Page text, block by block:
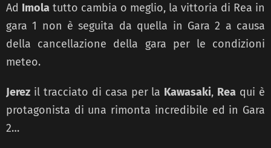
Ad Imola tutto cambia o meglio, la vittoria di Rea in
gara 1 non è seguita da quella in Gara 2 a causa
della cancellazione della gara per le condizioni
meteo.
Jerez il tracciato di casa per la Kawasaki, Rea qui è
protagonista di una rimonta incredibile ed in Gara
2…